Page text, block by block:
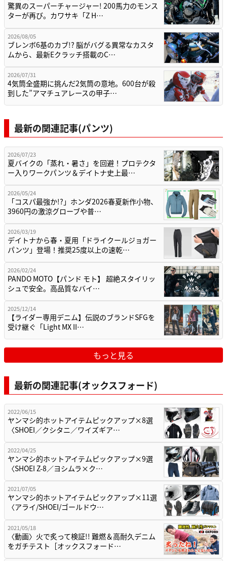
驚異のスーパーチャージャー! 200馬力のモンス
ターが再び。カワサキ「Z H…
2026/08/05
ブレンボ6基のカブ!? 脳がバグる異常なカスタ
ムから、最新Eクラッチ搭載のC…
2026/07/31
4気筒全盛期に挑んだ2気筒の意地。600台が殺
到した”アマチュアレースの甲子…
最新の関連記事(パンツ)
2026/07/23
夏バイクの「蒸れ・暑さ」を回避！プロテクタ
ー入りワークパンツ＆デイトナ史上最…
2026/05/24
「コスパ最強か!?」ホンダ2026春夏新作小物、
3960円の激涼グローブや普…
2026/03/19
デイトナから春・夏用「ドライクールジョガー
パンツ」登場！推奨25度以上の速乾…
2026/02/24
PANDO MOTO【パンド モト】 超絶スタイリッ
シュで安全。高品質なバイ…
2025/12/14
【ライダー専用デニム】伝説のブランドSFGを
受け継ぐ「Light MX II…
もっと見る
最新の関連記事(オックスフォード)
2022/06/15
ヤンマシ的ホットアイテムピックアップ×8選
〈SHOEI／クシタニ／ワイズギア…
2022/04/25
ヤンマシ的ホットアイテムピックアップ×9選
〈SHOEI Z-8／ヨシムラ×ク…
2021/07/05
ヤンマシ的ホットアイテムピックアップ×11選
〈アライ/SHOEI/ゴールドウ…
2021/05/18
〈動画〉火で炙って検証!! 難燃＆高耐久デニム
をガチテスト［オックスフォード…